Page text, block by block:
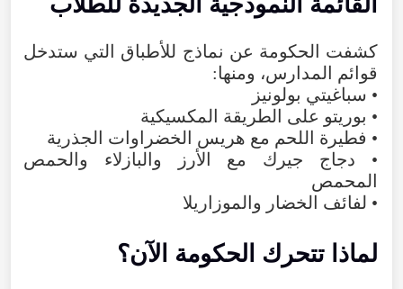
كشفت الحكومة عن نماذج للأطباق التي ستدخل
قوائم المدارس، ومنها:
• سباغيتي بولونيز
• بوريتو على الطريقة المكسيكية
• فطيرة اللحم مع هريس الخضراوات الجذرية
• دجاج جيرك مع الأرز والبازلاء والحمص
المحمص
• لفائف الخضار والموزاريلا
لماذا تتحرك الحكومة الآن؟